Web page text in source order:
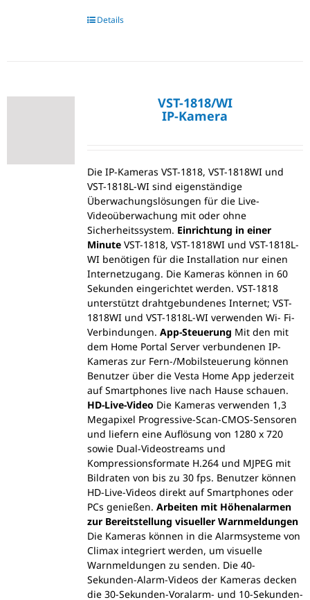
Details
VST-1818/WI
IP-Kamera
Die IP-Kameras VST-1818, VST-1818WI und
VST-1818L-WI sind eigenständige
Überwachungslösungen für die Live-
Videoüberwachung mit oder ohne
Sicherheitssystem. Einrichtung in einer
MinuteVST-1818, VST-1818WI und VST-1818L-
WI benötigen für die Installation nur einen
Internetzugang. Die Kameras können in 60
Sekunden eingerichtet werden. VST-1818
unterstützt drahtgebundenes Internet; VST-
1818WI und VST-1818L-WI verwenden Wi- Fi-
Verbindungen. App-Steuerung Mit den mit
dem Home Portal Server verbundenen IP-
Kameras zur Fern-/Mobilsteuerung können
Benutzer über die Vesta Home App jederzeit
auf Smartphones live nach Hause schauen.
HD-Live-Video Die Kameras verwenden 1,3
Megapixel Progressive-Scan-CMOS-Sensoren
und liefern eine Auflösung von 1280 x 720
sowie Dual-Videostreams und
Kompressionsformate H.264 und MJPEG mit
Bildraten von bis zu 30 fps. Benutzer können
HD-Live-Videos direkt auf Smartphones oder
PCs genießen. Arbeiten mit Höhenalarmen
zur Bereitstellung visueller Warnmeldungen
Die Kameras können in die Alarmsysteme von
Climax integriert werden, um visuelle
Warnmeldungen zu senden. Die 40-
Sekunden-Alarm-Videos der Kameras decken
die 30-Sekunden-Voralarm- und 10-Sekunden-